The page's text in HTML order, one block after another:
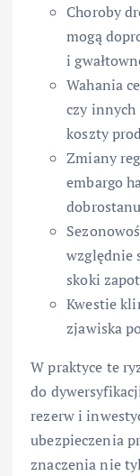
Choroby
mogą
i
Wahania
czy innych
koszty
Zmiany
embargo
względnie
skoki
Kwestie
zjawiska
W praktyce te
do
rezerw i
ubezpieczenia
znaczenia nie